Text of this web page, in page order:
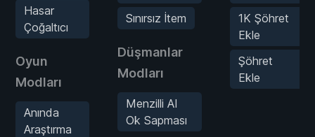
Hasar
Çoğaltıcı
Oyun
Modları
Anında
Araştırma
Sınırsız İtem
Düşmanlar
Modları
Menzilli AI
Ok Sapması
1K Şöhret
Ekle
Şöhret
Ekle